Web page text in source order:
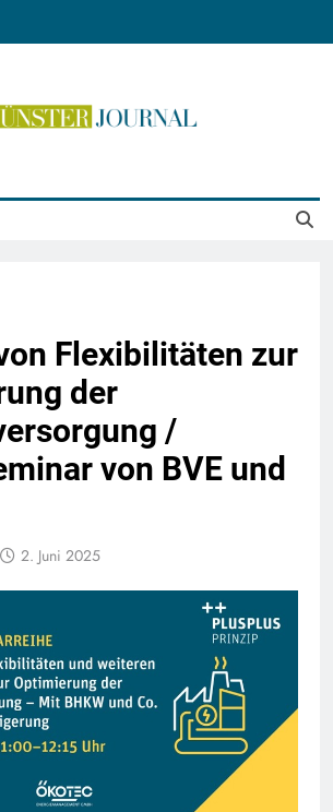
Flexibilitäten zur
der
/
von BVE und
2. Juni 2025